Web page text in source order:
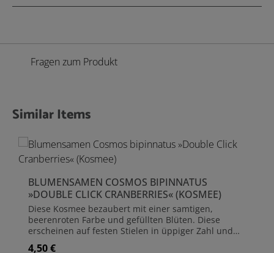
Fragen zum Produkt
Produktgalerie überspringen
Similar Items
BLUMENSAMEN COSMOS BIPINNATUS
»DOUBLE CLICK CRANBERRIES« (KOSMEE)
Diese Kosmee bezaubert mit einer samtigen,
beerenroten Farbe und gefüllten Blüten. Diese
erscheinen auf festen Stielen in üppiger Zahl und
Regulärer Preis:
4,50 €